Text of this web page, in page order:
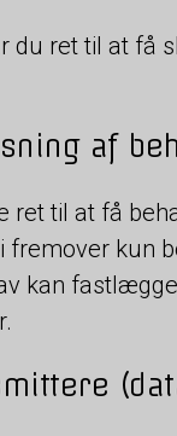
ret til at få
af
ret til at få
fremover kun
kan